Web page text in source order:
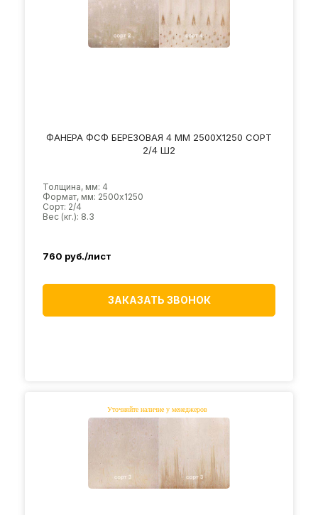
ФАНЕРА ФСФ БЕРЕЗОВАЯ 4 ММ 2500Х1250 СОРТ
2/4 Ш2
Толщина, мм: 4
Формат, мм: 2500х1250
Сорт: 2/4
Вес (кг.): 8.3
760 руб./лист
ЗАКАЗАТЬ ЗВОНОК